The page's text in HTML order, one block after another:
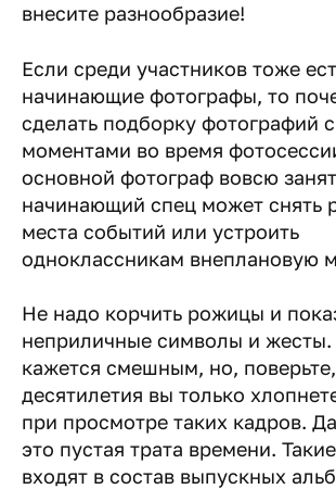
внесите разнообразие!
Если среди участников тоже
начинающие фотографы, то
сделать подборку фотографий
моментами во время
основной фотограф вовсю
начинающий спец может снять
места событий или устроить
одноклассникам внеплановую
Не надо корчить рожицы и
неприличные символы и жесты.
кажется смешным, но,
десятилетия вы только
при просмотре таких кадров.
это пустая трата времени.
входят в состав выпускных